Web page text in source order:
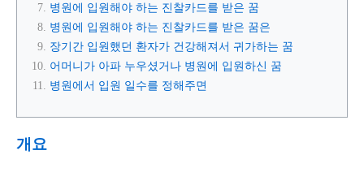
병원에 입원해야 하는 진찰카드를 받은 꿈
병원에 입원해야 하는 진찰카드를 받은 꿈은
장기간 입원했던 환자가 건강해져서 귀가하는 꿈
어머니가 아파 누우셨거나 병원에 입원하신 꿈
병원에서 입원 일수를 정해주면
개요